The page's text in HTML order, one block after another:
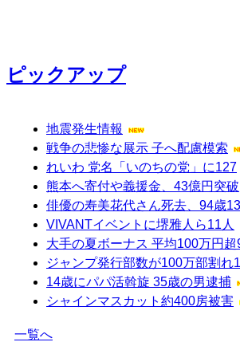
ピックアップ
地震発生情報
戦争の悲惨な展示 子へ配慮模索
れいわ 党名「いのちの党」に127
熊本へ寄付や義援金、43億円突破
俳優の寿美花代さん死去、94歳
VIVANTイベントに堺雅人ら11人
大手の夏ボーナス 平均100万円超
ジャンプ発行部数が100万部割れ
14歳にパパ活斡旋 35歳の男逮捕
シャインマスカット約400房被害
一覧へ